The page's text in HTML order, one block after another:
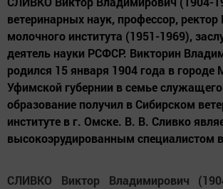
ветеринарных наук, профессор, ректор
молочного института (1951-1969),
деятель науки РСФСР. Викторин
родился 15 января 1904 года в городе
Уфимской губернии в семье
образование получил в Сибирском
институте в г. Омске. В. В. Сливко
высокоэрудированным специалистом
СЛИВКО Виктор Владимирович